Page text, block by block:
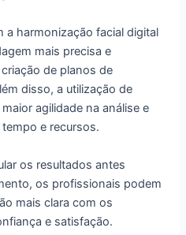
a harmonização facial digital
mais precisa e
de planos de
disso, a utilização de
agilidade na análise e
e recursos.
os resultados antes
os profissionais podem
mais clara com os
e satisfação.